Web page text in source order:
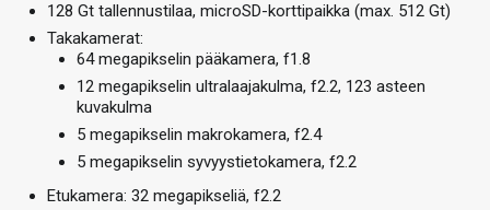
128 Gt tallennustilaa, microSD-korttipaikka (max. 512 Gt)
Takakamerat:
64 megapikselin pääkamera, f1.8
12 megapikselin ultralaajakulma, f2.2, 123 asteen
kuvakulma
5 megapikselin makrokamera, f2.4
5 megapikselin syvyystietokamera, f2.2
Etukamera: 32 megapikseliä, f2.2